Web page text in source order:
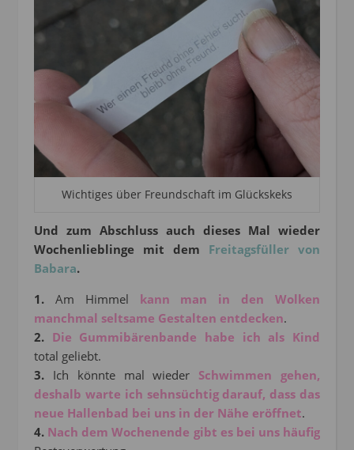
Wichtiges über Freundschaft im Glückskeks
Und zum Abschluss auch dieses Mal wieder
Wochenlieblinge mit dem Freitagsfüller von
Babara.
1. Am Himmel kann man in den Wolken
manchmal seltsame Gestalten entdecken.
2. Die Gummibärenbande habe ich als Kind
total geliebt.
3. Ich könnte mal wieder Schwimmen gehen,
deshalb warte ich sehnsüchtig darauf, dass das
neue Hallenbad bei uns in der Nähe eröffnet.
4. Nach dem Wochenende gibt es bei uns häufig